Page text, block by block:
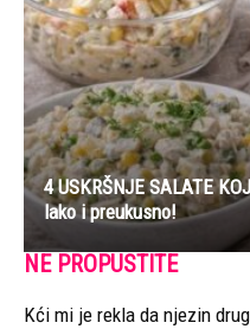
4 USKRŠNJE SALATE
lako i preukusno!
NE PROPUSTITE
Kći mi je rekla da njezin